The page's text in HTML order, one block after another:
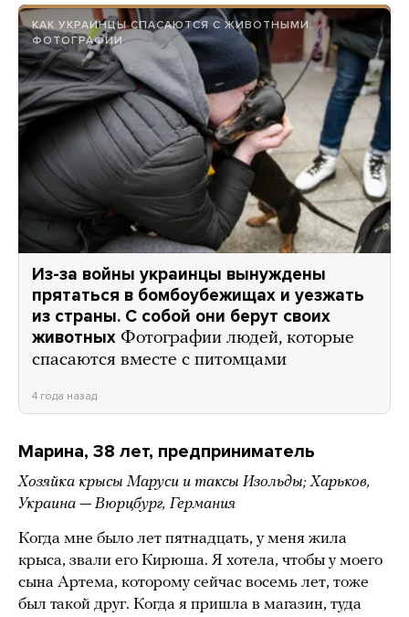
КАК УКРАИНЦЫ СПАСАЮТСЯ С ЖИВОТНЫМИ.
ФОТОГРАФИИ
Из-за войны украинцы вынуждены
прятаться в бомбоубежищах и уезжать
из страны. С собой они берут своих
животных Фотографии людей, которые
спасаются вместе с питомцами
4 года назад
Марина, 38 лет, предприниматель
Хозяйка крысы Маруси и таксы Изольды; Харьков,
Украина — Вюрцбург, Германия
Когда мне было лет пятнадцать, у меня жила
крыса, звали его Кирюша. Я хотела, чтобы у моего
сына Артема, которому сейчас восемь лет, тоже
был такой друг. Когда я пришла в магазин, туда